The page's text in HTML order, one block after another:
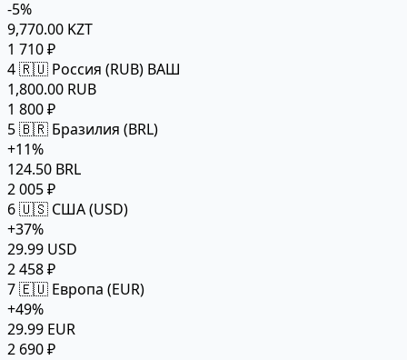
-5%
9,770.00 KZT
1 710 ₽
4🇷🇺 Россия (RUB) ВАШ
1,800.00 RUB
1 800 ₽
5🇧🇷 Бразилия (BRL)
+11%
124.50 BRL
2 005 ₽
6🇺🇸 США (USD)
+37%
29.99 USD
2 458 ₽
7🇪🇺 Европа (EUR)
+49%
29.99 EUR
2 690 ₽